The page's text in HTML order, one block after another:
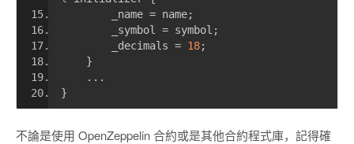
        _name
= name;
        _symbol
= symbol ;
        _decimals
= 18;
}
...
}
不論是使用 OpenZeppelin 合約或是其他合約程式庫，記得確